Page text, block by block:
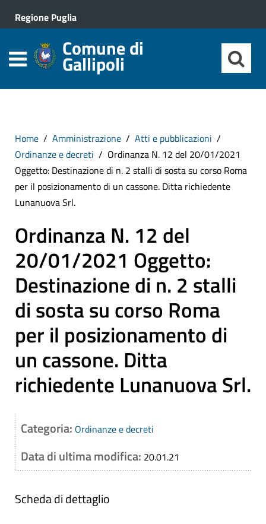
Regione Puglia
Comune di
Gallipoli
Home Amministrazione
Atti e pubblicazioni
Ordinanze e decreti
Ordinanza N. 12 del 20/01/2021
Oggetto: Destinazione di n. 2 stalli di sosta su corso Roma
per il posizionamento di un cassone. Ditta richiedente
Lunanuova Srl.
Ordinanza N. 12 del
20/01/2021 Oggetto:
Destinazione di n. 2 stalli
di sosta su corso Roma
per il posizionamento di
un cassone. Ditta
richiedente Lunanuova Srl.
Categoria: Ordinanze e decreti
Data di ultima modifica: 20.01.21
Scheda di dettaglio